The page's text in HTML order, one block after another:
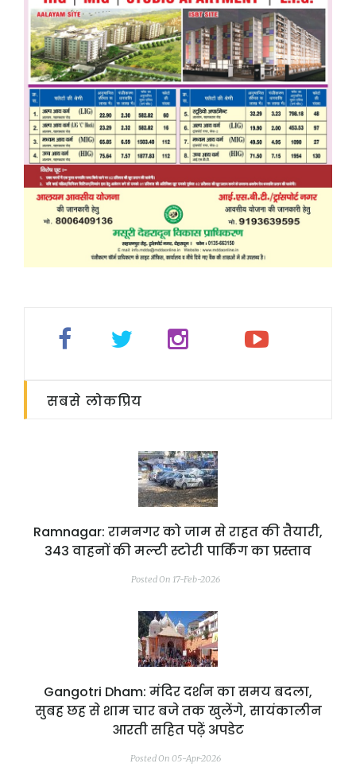
सबसे लोकप्रिय
Ramnagar: रामनगर को जाम से राहत की तैयारी,
343 वाहनों की मल्टी स्टोरी पार्किंग का प्रस्ताव
Posted On 17-Feb-2026
Gangotri Dham: मंदिर दर्शन का समय बदला,
सुबह छह से शाम चार बजे तक खुलेंगे, सायंकालीन
आरती सहित पढ़ें अपडेट
Posted On 05-Apr-2026